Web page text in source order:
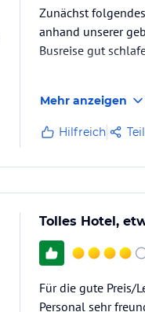
Zunächst
anhand unserer
Busreise gut
warten mussten
Veranstalter). Wir
Mehr anzeigen
Hilfreich
Tolles Hotel,
Für die gute Preis/
Personal sehr